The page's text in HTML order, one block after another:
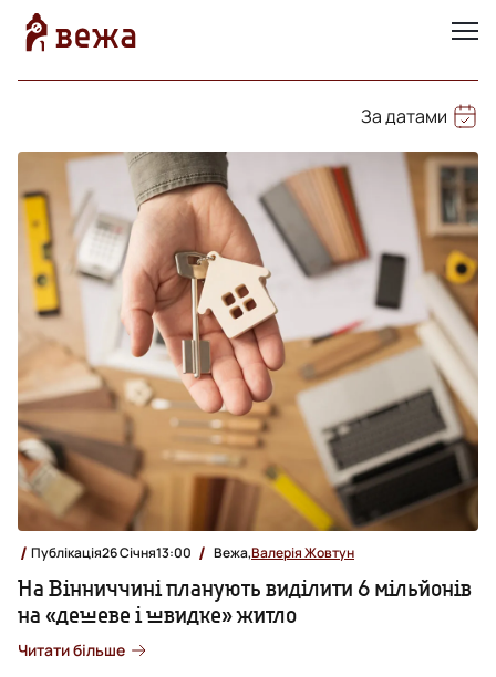
За датами
Публікація26 Січня13:00 Вежа,Валерія Жовтун
На Вінниччині планують виділити 6 мільйонів
на «дешеве і швидке» житло
Читати більше